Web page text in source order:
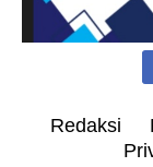
Redaksi